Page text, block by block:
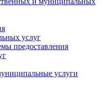
услуг
предоставления
услуги